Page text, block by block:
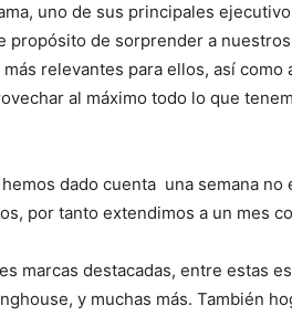
uno de sus principales
propósito de sorprender a
relevantes para ellos, así como
al máximo todo lo que
dado cuenta una semana no
por tanto extendimos a un mes
marcas destacadas, entre estas
y muchas más. También